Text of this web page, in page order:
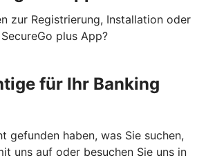
zur Registrierung, Installation oder
plus App?
für Ihr Banking
gefunden haben, was Sie suchen,
uns auf oder besuchen Sie uns in